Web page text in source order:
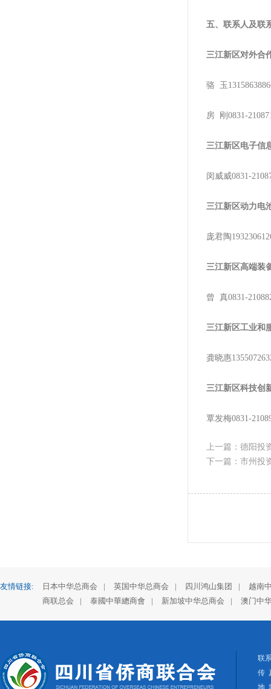
五、联系人及联
三江新区对外合
骆 玉
房 刚0831-
三江新区电子信
闵威威0831-
三江新区动力电
庞君陶
三江新区高端装
曾 真0831-
三江新区工业和
龚晓惠
三江新区科技创
覃发梅0831-
上一篇：德阳投
下一篇：市州投
友情链接: 日本中华总商会 | 英国中华总商会 | 四川鸿山集团 |
越南
商联总会
| 泰國中華總商會 | 新加坡中华总商会 | 澳门中
联
传
地